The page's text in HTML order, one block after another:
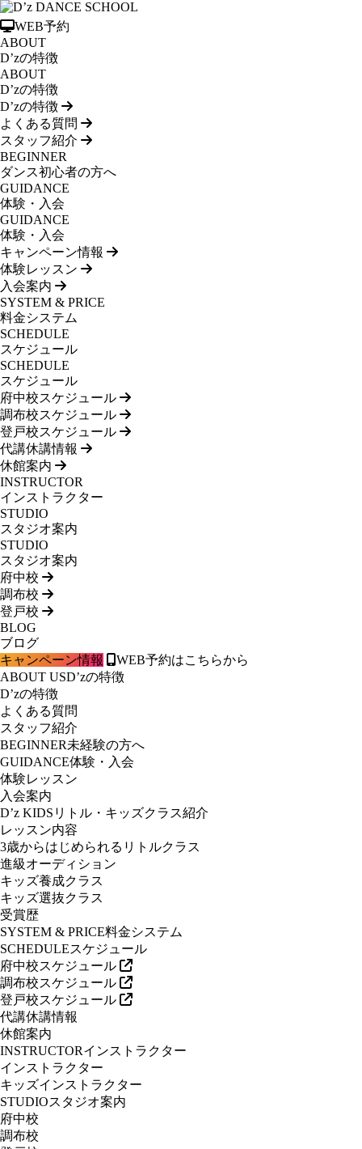
WEB予約
ABOUT
D’zの特徴
ABOUT
D’zの特徴
D’zの特徴
よくある質問
スタッフ紹介
BEGINNER
ダンス初心者の方へ
GUIDANCE
体験・入会
GUIDANCE
体験・入会
キャンペーン情報
体験レッスン
入会案内
SYSTEM & PRICE
料金システム
SCHEDULE
スケジュール
SCHEDULE
スケジュール
府中校スケジュール
調布校スケジュール
登戸校スケジュール
代講休講情報
休館案内
INSTRUCTOR
インストラクター
STUDIO
スタジオ案内
STUDIO
スタジオ案内
府中校
調布校
登戸校
BLOG
ブログ
キャンペーン情報
WEB予約はこちらから
ABOUT USD’zの特徴
D’zの特徴
よくある質問
スタッフ紹介
BEGINNER未経験の方へ
GUIDANCE体験・入会
体験レッスン
入会案内
D’z KIDS リトル・キッズクラス紹介
レッスン内容
3歳からはじめられるリトルクラス
進級オーディション
キッズ養成クラス
キッズ選抜クラス
受賞歴
SYSTEM & PRICE料金システム
SCHEDULEスケジュール
府中校スケジュール
調布校スケジュール
登戸校スケジュール
代講休講情報
休館案内
INSTRUCTORインストラクター
インストラクター
キッズインストラクター
STUDIOスタジオ案内
府中校
調布校